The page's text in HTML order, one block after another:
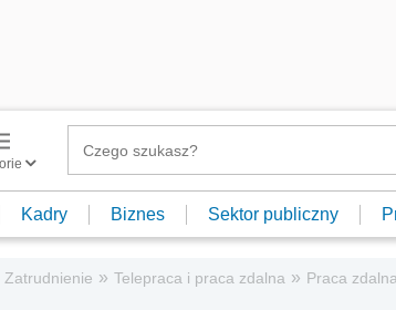
Kadry Biznes Sektor publiczny
Zatrudnienie » Telepraca i praca zdalna » Praca